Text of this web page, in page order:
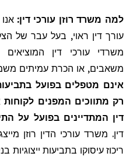
למה משרד רוזן עורכי דין:
עורך דין ראוי, בעל עבר של
משרדי עורכי דין המוציאים
משאבים, או הכרת עמיתים
אינם מטפלים בפועל
רק מתווכים המפנים
דין המתדיינים בפועל על
דין. משרד עורכי הדין רוזן
ריכוז עיסוקו בתביעות ייצוגיות